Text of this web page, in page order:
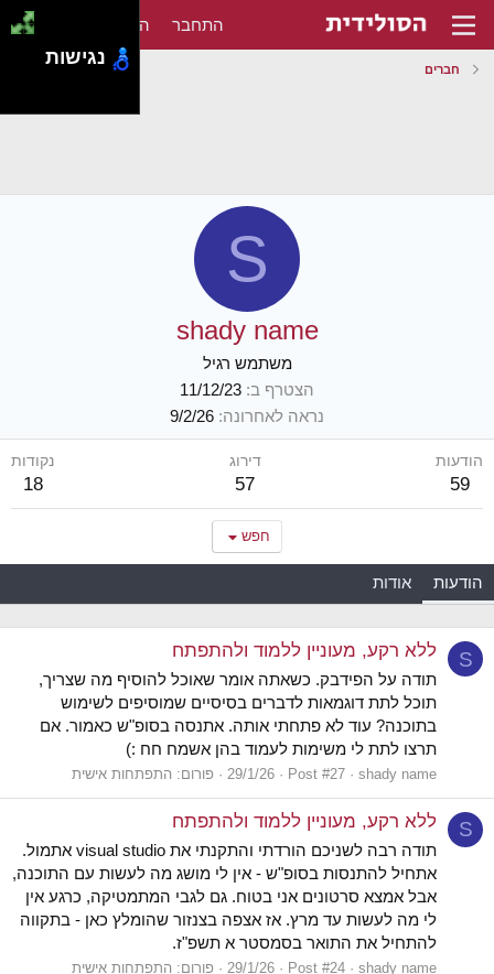
התחבר הירשם
חברים
S
shady name
משתמש רגיל
הצטרף ב 11/12/23
נראה לאחרונה 9/2/26
הודעות
59
דירוג
57
נקודות
18
חפש
הודעות אודות
S ללא רקע, מעוניין ללמוד ולהתפתח
תודה על הפידבק. כשאתה אומר שאוכל להוסיף מה שצריך,
תוכל לתת דוגמאות לדברים בסיסיים שמוסיפים לשימוש
בתוכנה? עוד לא פתחתי אותה. אתנסה בסופ"ש כאמור. אם
תרצו לתת לי משימות לעמוד בהן אשמח חח :)
shady name
Post #27
29/1/26 פורום: התפתחות אישית
S ללא רקע, מעוניין ללמוד ולהתפתח
תודה רבה לשניכם הורדתי והתקנתי את visual studio אתמול.
אתחיל להתנסות בסופ"ש - אין לי מושג מה לעשות עם התוכנה,
אבל אמצא סרטונים אני בטוח. גם לגבי המתמטיקה, כרגע אין
לי מה לעשות עד מרץ. אז אצפה בצנזור שהומלץ כאן - בתקווה
להתחיל את התואר בסמסטר א תשפ"ז.
shady name
Post #24
29/1/26 פורום: התפתחות אישית
נגישות